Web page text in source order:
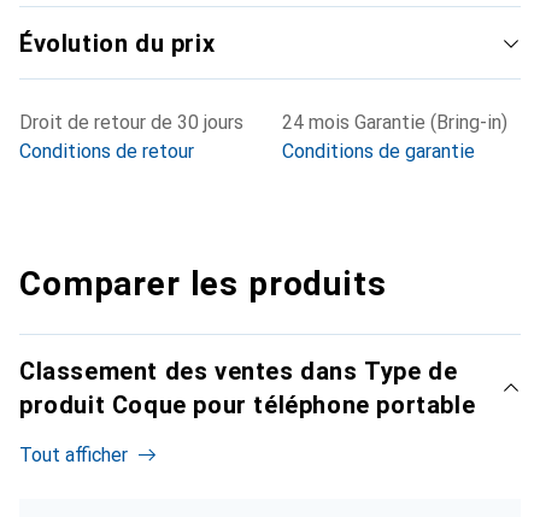
Évolution du prix
Droit de retour de 30 jours
Conditions de retour
24 mois Garantie (Bring-in)
Conditions de garantie
Comparer les produits
Classement des ventes dans Type de
produit Coque pour téléphone portable
Tout afficher